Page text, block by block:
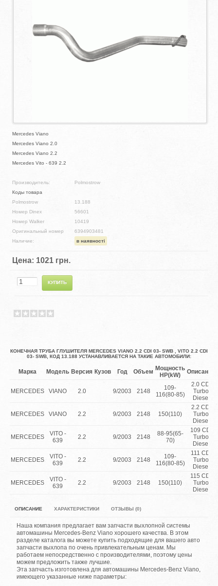
Mercedes Viano
Mercedes Viano 2.0
Mercedes Viano 2.2
Mercedes Vito - 639 2.2
Производитель:
Polmostrow
Коды товара
Polmostrow
13.188
Номер Dinex
56601
Номер Walker
10419
Оригинальный номер
6394903481
Наличие:
в наявності
Цена: 1021 грн.
КОНЕЧНАЯ ТРУБА ГЛУШИТЕЛЯ MERCEDES VIANO 2.2 CDI 03- SWB , VITO 2.2 CDI
03- SWB, КОД 13.188 УСТАНАВЛИВАЕТСЯ НА ТАКИЕ АВТОМОБИЛИ:
Марка Модель Версия Кузов Год Объем Мощность
HP(kW)
Описание
MERCEDES VIANO 2.0 9/2003 2148
109-
116(80-85)
2.0 CDi
Turbo
Diesel
MERCEDES VIANO 2.2 9/2003 2148 150(110)
2.2 CDi
Turbo
Diesel
MERCEDES
VITO -
639
2.2 9/2003 2148
88-95(65-
70)
109 CDi
Turbo
Diesel
MERCEDES
VITO -
639
2.2 9/2003 2148
109-
116(80-85)
111 CDi
Turbo
Diesel
MERCEDES
VITO -
639
2.2 9/2003 2148 150(110)
115 CDi
Turbo
Diesel
ОПИСАНИЕ ХАРАКТЕРИСТИКИ ОТЗЫВЫ (0)
Наша компания предлагает вам запчасти выхлопной системы
автомашины Mercedes-Benz Viano хорошего качества. В этом
разделе каталога вы можете купить подходящие для вашего авто
запчасти выхлопа по очень привлекательным ценам. Мы
работаем непосредственно с производителями, поэтому цены
можем предложить также лучшие.
Эта запчасть изготовлена для автомашины Mercedes-Benz Viano,
имеющего указанные ниже параметры: